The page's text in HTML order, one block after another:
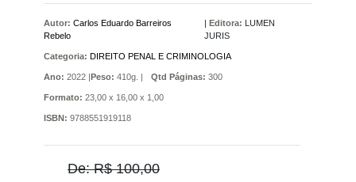
Autor: Carlos Eduardo Barreiros
Rebelo
Editora: LUMEN
JURIS
Categoria: DIREITO PENAL E CRIMINOLOGIA
Ano: 2022 | Peso: 410g. | Qtd Páginas: 300
Formato: 23,00 x 16,00 x 1,00
ISBN: 9788551919118
De: R$ 100,00